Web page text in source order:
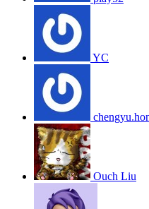
YC
Ouch Liu